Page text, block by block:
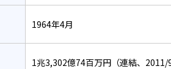
1964年4月
1兆3,302億74百万円（連結、2011/